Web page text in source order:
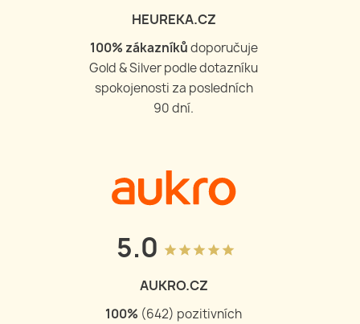
HEUREKA.CZ
100% zákazníkůdoporučuje
Gold & Silver podle dotazníku
spokojenosti za posledních
90 dní.
5.0 grade grade grade grade grade
AUKRO.CZ
100% (644) pozitivních